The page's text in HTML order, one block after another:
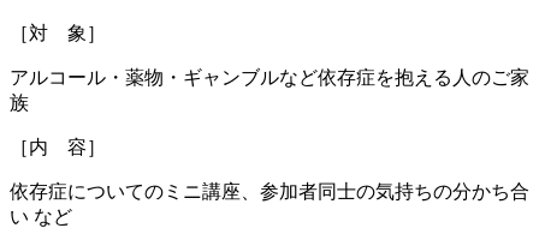
［対 象］
アルコール・薬物・ギャンブルなど依存症を抱える人のご家
族
［内 容］
依存症についてのミニ講座、参加者同士の気持ちの分かち合
い など